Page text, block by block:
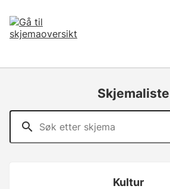
Skjemaliste
Kultur